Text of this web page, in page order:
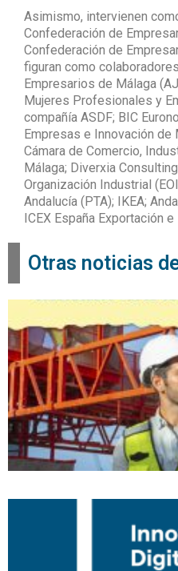
Asimismo, intervienen
Confederación de
Confederación de
figuran como
Empresarios de Málaga
Mujeres Profesionales y
compañía ASDF; BIC
Empresas e Innovación de
Cámara de Comercio,
Málaga; Diverxia
Organización Industrial
Andalucía (PTA); IKEA;
ICEX España Exportación
Otras noticias